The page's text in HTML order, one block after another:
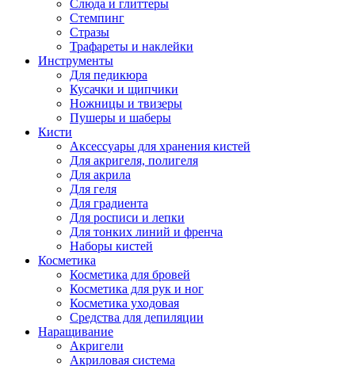
Слюда и глиттеры
Стемпинг
Стразы
Трафареты и наклейки
Инструменты
Для педикюра
Кусачки и щипчики
Ножницы и твизеры
Пушеры и шаберы
Кисти
Аксессуары для хранения кистей
Для акригеля, полигеля
Для акрила
Для геля
Для градиента
Для росписи и лепки
Для тонких линий и френча
Наборы кистей
Косметика
Косметика для бровей
Косметика для рук и ног
Косметика уходовая
Средства для депиляции
Наращивание
Акригели
Акриловая система